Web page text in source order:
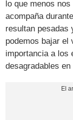
lo que menos
acompaña
resultan pesadas
podemos bajar el
importancia a los
desagradables en